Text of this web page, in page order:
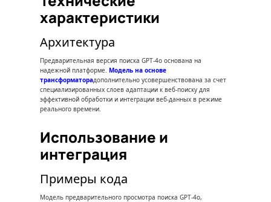
характеристики
Архитектура
Предварительная версия поиска GPT-4o основана на
надежной платформе.Модель на основе
трансформаторадополнительно усовершенствована за счет
специализированных слоев адаптации к веб-поиску для
эффективной обработки и интеграции веб-данных в режиме
реального времени.
Использование и
интеграция
Примеры кода
Модель предварительного просмотра поиска GPT-4o,